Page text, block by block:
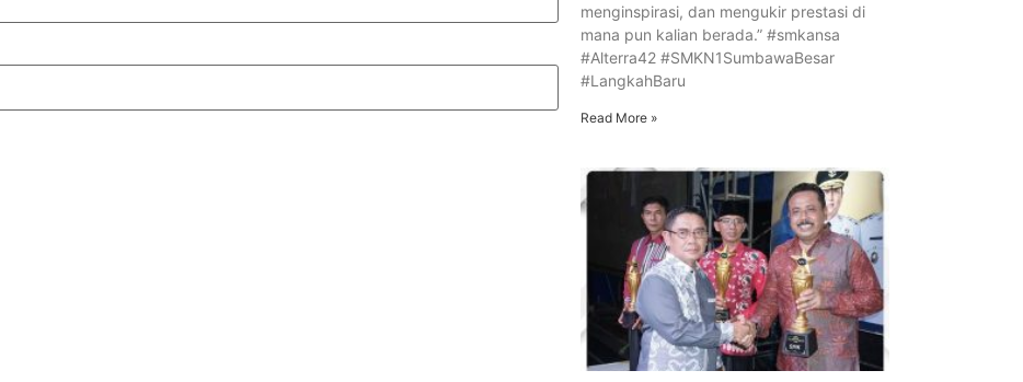
menginspirasi, dan mengukir prestasi di
mana pun kalian berada.” #smkansa
#Alterra42 #SMKN1SumbawaBesar
#LangkahBaru
Read More »